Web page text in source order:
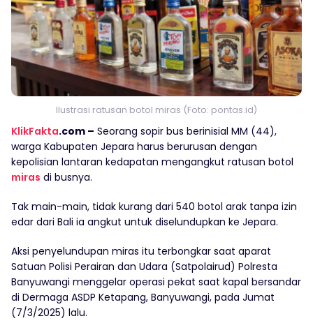
Ilustrasi ratusan botol miras (Foto: pontas.id)
KlikFakta.com – Seorang sopir bus berinisial MM (44),
warga Kabupaten Jepara harus berurusan dengan
kepolisian lantaran kedapatan mengangkut ratusan botol
miras di busnya.
Tak main-main, tidak kurang dari 540 botol arak tanpa izin
edar dari Bali ia angkut untuk diselundupkan ke Jepara.
Aksi penyelundupan miras itu terbongkar saat aparat
Satuan Polisi Perairan dan Udara (Satpolairud) Polresta
Banyuwangi menggelar operasi pekat saat kapal bersandar
di Dermaga ASDP Ketapang, Banyuwangi, pada Jumat
(7/3/2025) lalu.